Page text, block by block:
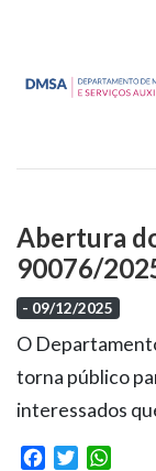
Abertura
90076/
- 09/12/2025
O
torna público
interessados
Facebook
Twitter